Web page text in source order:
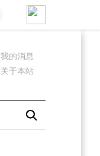
我的消息
关于本站